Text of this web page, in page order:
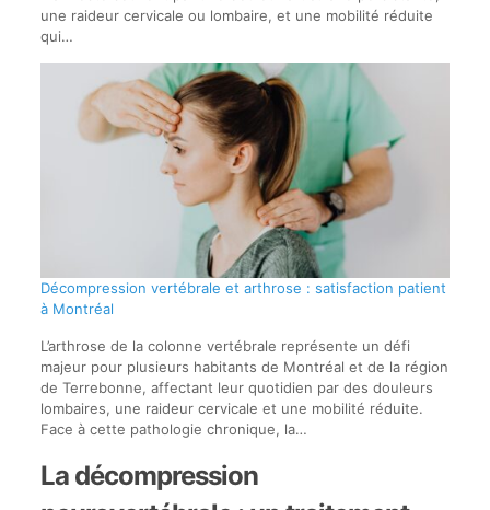
une raideur cervicale ou lombaire, et une mobilité réduite
qui…
Décompression vertébrale et arthrose : satisfaction patient
à Montréal
L’arthrose de la colonne vertébrale représente un défi
majeur pour plusieurs habitants de Montréal et de la région
de Terrebonne, affectant leur quotidien par des douleurs
lombaires, une raideur cervicale et une mobilité réduite.
Face à cette pathologie chronique, la…
La décompression